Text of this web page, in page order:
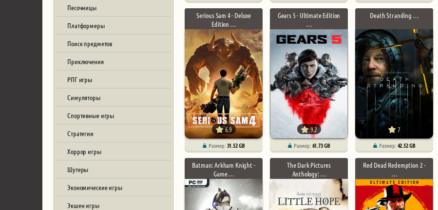
Песочницы
Платформеры
Поиск предметов
Приключения
РПГ игры
Симуляторы
Спортивные игры
Стратегии
Хоррор игры
Шутеры
Экономические игры
Экшен игры
Serious Sam 4 - Deluxe
Edition …
6.9
Размер:31.52 GB
Gears 5 - Ultimate Edition
…
9.2
Размер:61.73 GB
Death Stranding …
7
Размер:42.52 GB
Batman: Arkham Knight -
Game …
The Dark Pictures
Anthology: …
Red Dead Redemption 2 -
…